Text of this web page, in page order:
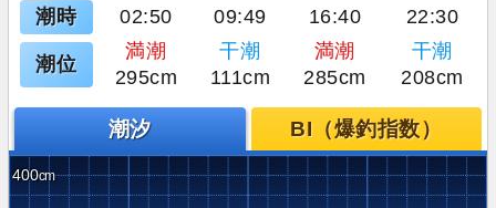
潮時 02:50 09:49 16:40 22:30
潮位
満潮 干潮 満潮
干潮
295cm
111cm 285cm 208cm
潮汐 BI（爆釣指数）
400